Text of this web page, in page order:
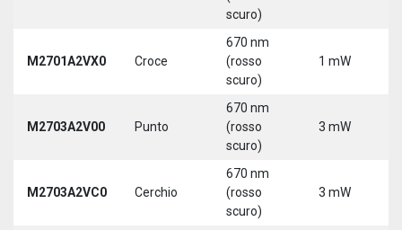
scuro)
M2701A2VX0 Croce
670 nm
(rosso
scuro)
1 mW
M2703A2V00 Punto
670 nm
(rosso
scuro)
3 mW
M2703A2VC0 Cerchio
670 nm
(rosso
scuro)
3 mW